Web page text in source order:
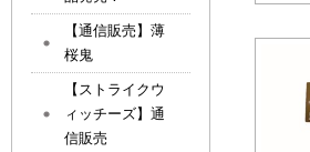
【通信販売】薄
桜鬼
【ストライクウ
ィッチーズ】通
信販売